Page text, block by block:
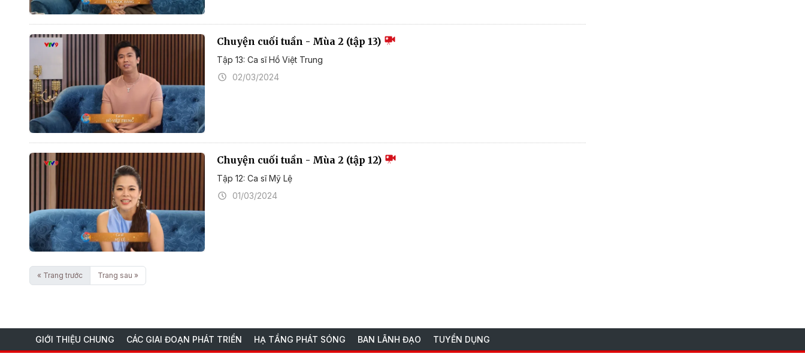
Chuyện cuối tuần - Mùa 2 (tập 13)
Tập 13: Ca sĩ Hồ Việt Trung
02/03/2024
Chuyện cuối tuần - Mùa 2 (tập 12)
Tập 12: Ca sĩ Mỹ Lệ
01/03/2024
« Trang trước Trang sau »
GIỚI THIỆU CHUNG CÁC GIAI ĐOẠN PHÁT TRIỂN HẠ TẦNG PHÁT SÓNG BAN LÃNH ĐẠO TUYỂN DỤNG